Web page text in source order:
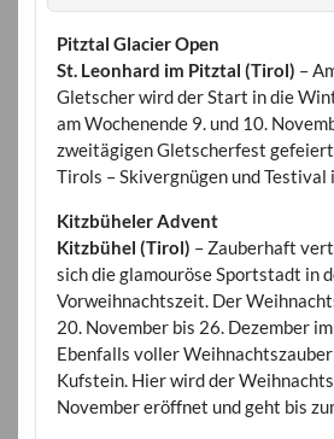
Pitztal Glacier Open
St. Leonhard im Pitztal (Tirol) –
Gletscher wird der Start in die
am Wochenende 9. und 10.
zweitägigen Gletscherfest
Tirols – Skivergnügen und Testival
Kitzbüheler Advent
Kitzbühel (Tirol) – Zauberhaft
sich die glamouröse Sportstadt in
Vorweihnachtszeit. Der
20. November bis 26. Dezember
Ebenfalls voller
Kufstein. Hier wird der
November eröffnet und geht bis